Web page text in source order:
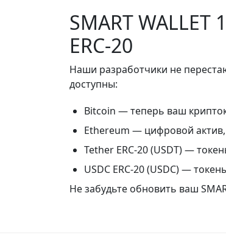
SMART WALLET
ERC-20
Наши разработчики не
доступны:
Bitcoin — теперь ваш
Ethereum — цифровой актив,
Tether ERC-20 (USDT) —
USDC ERC-20 (USDC) —
Не забудьте обновить ваш